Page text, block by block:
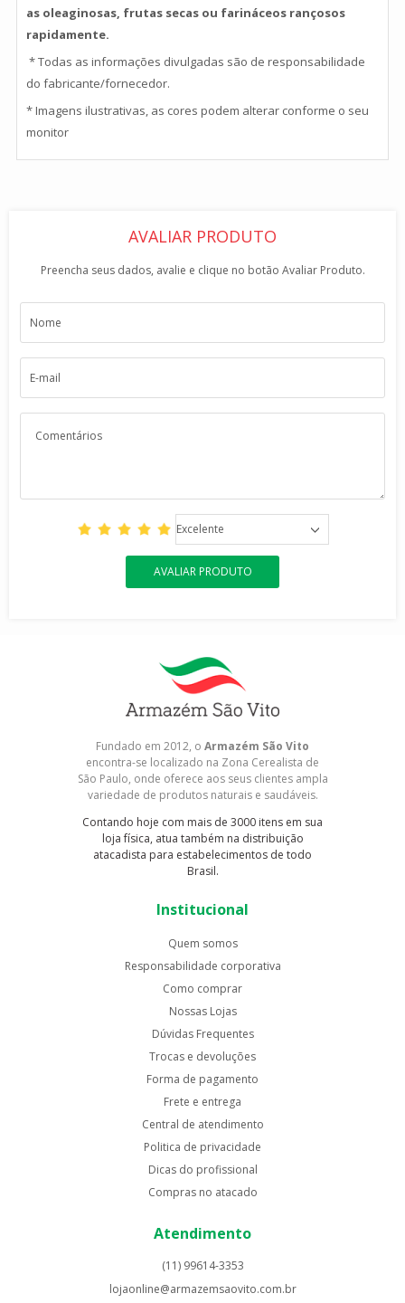
as oleaginosas, frutas secas ou farináceos rançosos
rapidamente.
* Todas as informações divulgadas são de responsabilidade
do fabricante/fornecedor.
* Imagens ilustrativas, as cores podem alterar conforme o seu
monitor
AVALIAR PRODUTO
Preencha seus dados, avalie e clique no botão Avaliar Produto.
Excelente
AVALIAR PRODUTO
Fundado em 2012, o Armazém São Vito
encontra-se localizado na Zona Cerealista de
São Paulo, onde oferece aos seus clientes ampla
variedade de produtos naturais e saudáveis.
Contando hoje com mais de 3000 itens em sua
loja física, atua também na distribuição
atacadista para estabelecimentos de todo
Brasil.
Institucional
Quem somos
Responsabilidade corporativa
Como comprar
Nossas Lojas
Dúvidas Frequentes
Trocas e devoluções
Forma de pagamento
Frete e entrega
Central de atendimento
Politica de privacidade
Dicas do profissional
Compras no atacado
Atendimento
(11) 99614-3353
lojaonline@armazemsaovito.com.br